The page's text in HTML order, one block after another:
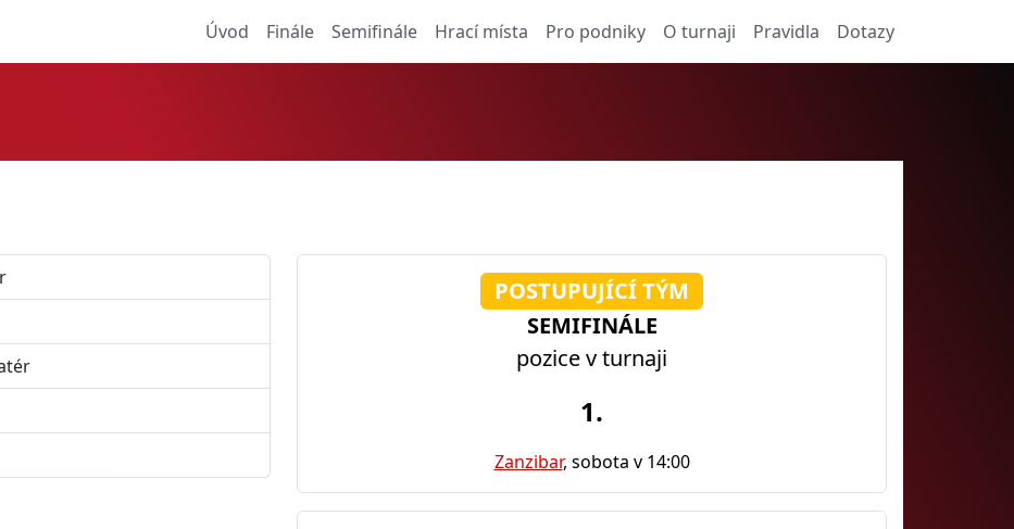
Úvod Finále Semifinále Hrací místa Pro podniky O turnaji Pravidla Dotazy
POSTUPUJÍCÍ TÝM
SEMIFINÁLE
pozice v turnaji
1.
Zanzibar, sobota v 14:00